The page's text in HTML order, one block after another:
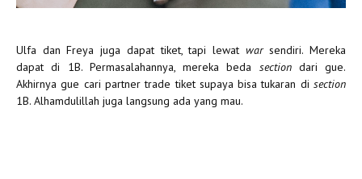
Ulfa dan Freya juga dapat tiket, tapi lewat warsendiri. Mereka
dapat di 1B. Permasalahannya, mereka beda sectiondari gue.
Akhirnya gue cari partner trade tiket supaya bisa tukaran di section
1B. Alhamdulillah juga langsung ada yang mau.